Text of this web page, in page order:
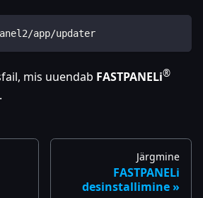
app/updater
mis uuendab FASTPANELi®
Järgmine
FASTPANELi
desinstallimine